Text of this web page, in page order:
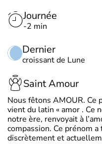
Journée
-2 min
Dernier
croissant de Lune
Saint Amour
Nous fêtons AMOUR.
vient du latin « amor . Ce
notre ère, renvoyait à
compassion. Ce prénom
discrètement et